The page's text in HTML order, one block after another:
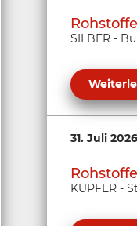
SILBER -
31. Juli 2026
KUPFER -